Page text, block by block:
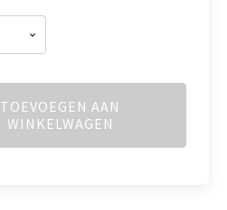
TOEVOEGEN AAN
WINKELWAGEN